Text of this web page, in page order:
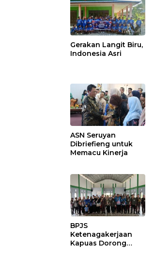
Gerakan Langit Biru,
Indonesia Asri
ASN Seruyan
Dibriefieng untuk
Memacu Kinerja
BPJS
Ketenagakerjaan
Kapuas Dorong